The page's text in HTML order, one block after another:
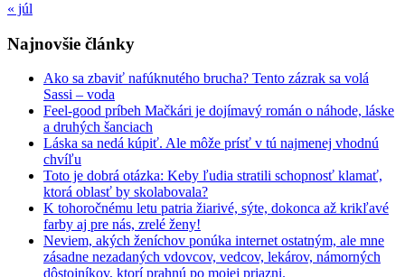
« júl
Najnovšie články
Ako sa zbaviť nafúknutého brucha? Tento zázrak sa volá
Sassi – voda
Feel-good príbeh Mačkári je dojímavý román o náhode, láske
a druhých šanciach
Láska sa nedá kúpiť. Ale môže prísť v tú najmenej vhodnú
chvíľu
Toto je dobrá otázka: Keby ľudia stratili schopnosť klamať,
ktorá oblasť by skolabovala?
K tohoročnému letu patria žiarivé, sýte, dokonca až krikľavé
farby aj pre nás, zrelé ženy!
Neviem, akých ženíchov ponúka internet ostatným, ale mne
zásadne nezadaných vdovcov, vedcov, lekárov, námorných
dôstojníkov, ktorí prahnú po mojej priazni.